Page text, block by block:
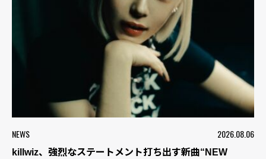
NEWS 2026.08.06
killwiz、強烈なステートメント打ち出す新曲“NEW